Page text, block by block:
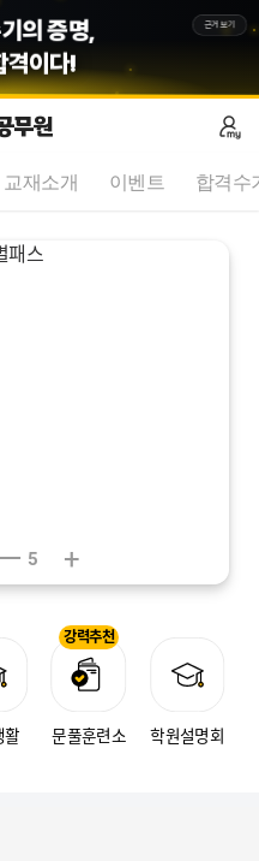
의 증명,
격이다!
근거보기
무원
교재소개 이벤트 합격수
5 +
활 문풀훈련소
강력추천
학원설명회